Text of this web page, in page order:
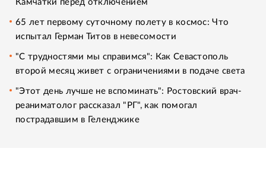
Камчатки перед отключением
65 лет первому суточному полету в космос: Что
испытал Герман Титов в невесомости
"С трудностями мы справимся": Как Севастополь
второй месяц живет с ограничениями в подаче света
"Этот день лучше не вспоминать": Ростовский врач-
реаниматолог рассказал "РГ", как помогал
пострадавшим в Геленджике